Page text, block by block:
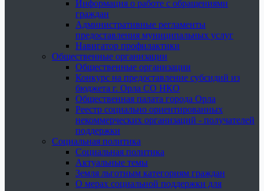
Информация о работе с обращениями
граждан
Административные регламенты
предоставления муниципальных услуг
Навигатор профилактики
Общественные организации
Общественные организации
Конкурс на предоставление субсидий из
бюджета г. Орла СО НКО
Общественная палата города Орла
Реестр социально ориентированных
некоммерческих организаций - получателей
поддержки
Социальная политика
Социальная политика
Актуальные темы
Земля льготным категориям граждан
О мерах социальной поддержки для